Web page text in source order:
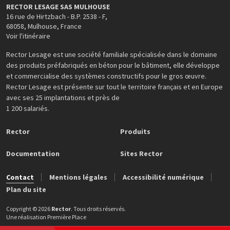
RECTOR LESAGE SAS MULHOUSE
16 rue de Hirtzbach - B.P. 2538 - F,
68058, Mulhouse, France
Voir l'itinéraire
Rector Lesage est une société familiale spécialisée dans le domaine
des produits préfabriqués en béton pour le bâtiment, elle développe
et commercialise des systèmes constructifs pour le gros œuvre.
Rector Lesage est présente sur tout le territoire français et en Europe
avec ses 25 implantations et près de
1 200 salariés.
Rector Produits
Documentation Sites Rector
Contact Mentions légales
Accessibilité numérique
Plan du site
Copyright © 2026 Rector. Tous droits réservés.
Une réalisation Première Place